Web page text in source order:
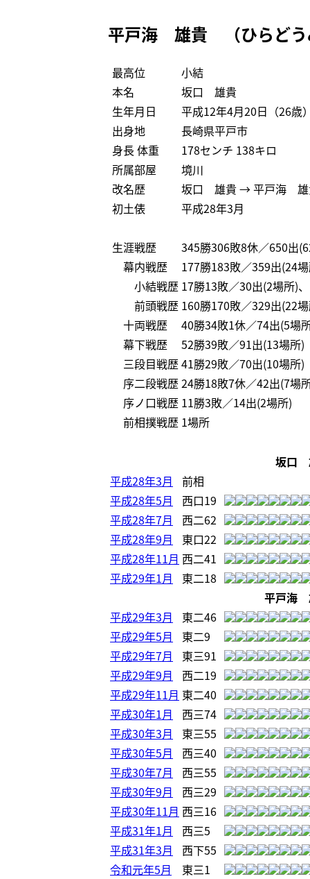
平戸海 雄貴 （ひらど
最高位
小結
本名
坂口 雄貴
生年月日
平成12年4月20日（26歳
出身地
長崎県平戸市
身長 体重
178センチ 138キロ
所属部屋
境川
改名歴
坂口 雄貴 → 平戸海 雄
初土俵
平成28年3月
生涯戦歴
345勝306敗8休／650出
幕内戦歴
177勝183敗／359出(24
小結戦歴 17勝13敗／30出(2場所)
前頭戦歴 160勝170敗／329出(22
十両戦歴
40勝34敗1休／74出(5場
幕下戦歴
52勝39敗／91出(13場所)
三段目戦歴41勝29敗／70出(10場所)
序二段戦歴24勝18敗7休／42出(7場
序ノ口戦歴 11勝3敗／14出(2場所)
前相撲戦歴 1場所
坂口
平成28年3月
前相
平成28年5月
西口19
平成28年7月
西二62
平成28年9月
東口22
平成28年11月 西二41
平成29年1月
東二18
平戸海
平成29年3月
東二46
平成29年5月
東二9
平成29年7月
東三91
平成29年9月
西二19
平成29年11月 東二40
平成30年1月
西三74
平成30年3月
東三55
平成30年5月
西三40
平成30年7月
西三55
平成30年9月
西三29
平成30年11月 西三16
平成31年1月
西三5
平成31年3月
西下55
令和元年5月
東三1